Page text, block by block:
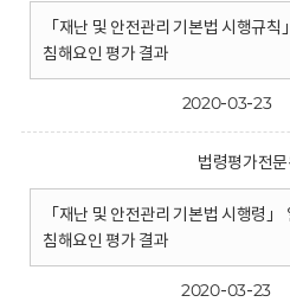
「재난 및 안전관리 기본법 시행규
침해요인 평가 결과
2020-03-23
법령평가전
「재난 및 안전관리 기본법 시행령
침해요인 평가 결과
2020-03-23